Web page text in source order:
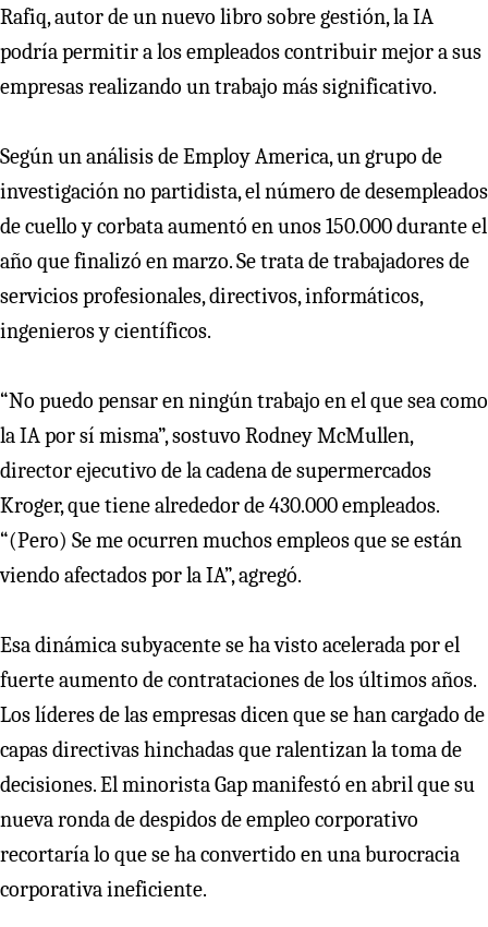
Rafiq, autor de un nuevo libro sobre gestión, la IA
podría permitir a los empleados contribuir mejor a sus
empresas realizando un trabajo más significativo.
Según un análisis de Employ America, un grupo de
investigación no partidista, el número de desempleados
de cuello y corbata aumentó en unos 150.000 durante el
año que finalizó en marzo. Se trata de trabajadores de
servicios profesionales, directivos, informáticos,
ingenieros y científicos.
“No puedo pensar en ningún trabajo en el que sea como
la IA por sí misma”, sostuvo Rodney McMullen,
director ejecutivo de la cadena de supermercados
Kroger, que tiene alrededor de 430.000 empleados.
“(Pero) Se me ocurren muchos empleos que se están
viendo afectados por la IA”, agregó.
Esa dinámica subyacente se ha visto acelerada por el
fuerte aumento de contrataciones de los últimos años.
Los líderes de las empresas dicen que se han cargado de
capas directivas hinchadas que ralentizan la toma de
decisiones. El minorista Gap manifestó en abril que su
nueva ronda de despidos de empleo corporativo
recortaría lo que se ha convertido en una burocracia
corporativa ineficiente.